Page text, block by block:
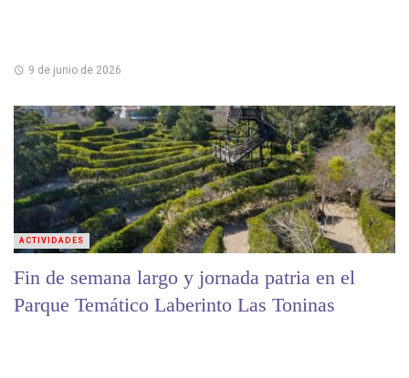
9 de junio de 2026
Fin de semana largo y jornada patria en el
Parque Temático Laberinto Las Toninas
ACTIVIDADES